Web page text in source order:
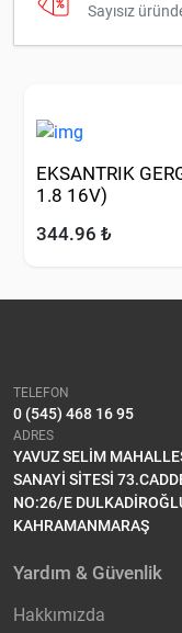
Sayısız
EKSANTRIK
1.8 16V)
344.96 ₺
TELEFON
0 (545) 468 16 95
ADRES
YAVUZ SELİM
SANAYİ SİTESİ
NO:26/E
KAHRAMANMARAŞ
Yardım & Güvenlik
Hakkımızda